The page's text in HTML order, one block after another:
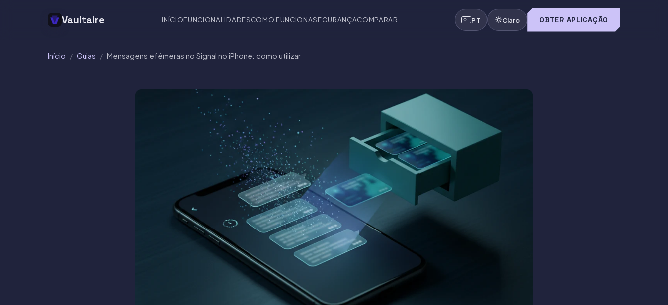
Vaultaire INÍCIOFUNCIONALIDADESCOMO FUNCIONASEGURANÇACOMPARAR PT Claro OBTER APLICAÇÃO
Início / Guias / Mensagens efémeras no Signal no iPhone: como utilizar